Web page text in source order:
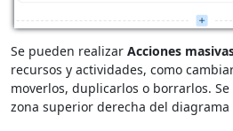
Se pueden realizar Acciones
recursos y actividades, como
moverlos, duplicarlos o borrarlos.
zona superior derecha del diagrama